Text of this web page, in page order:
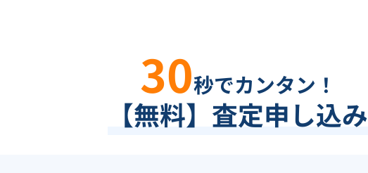
30秒でカンタン！
【無料】査定申し込み